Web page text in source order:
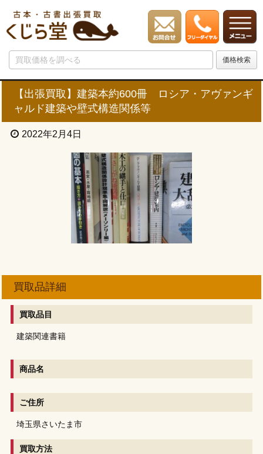
【出張買取】建築本約600冊 ロシア・アヴァンギ
ャルド建築や壁式構造関係等
2022年2月4日
買取品詳細
買取品目
建築関連書籍
商品名
ご住所
埼玉県さいたま市
買取方法